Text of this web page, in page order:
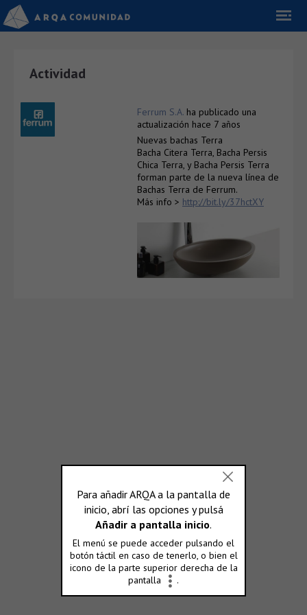
Actividad
Ferrum S.A. ha publicado una
actualización hace 7 años
Nuevas bachas Terra
Bacha Citera Terra, Bacha Persis
Chica Terra, y Bacha Persis Terra
forman parte de la nueva línea de
Bachas Terra de Ferrum.
Más info > http://bit.ly/37hctXY